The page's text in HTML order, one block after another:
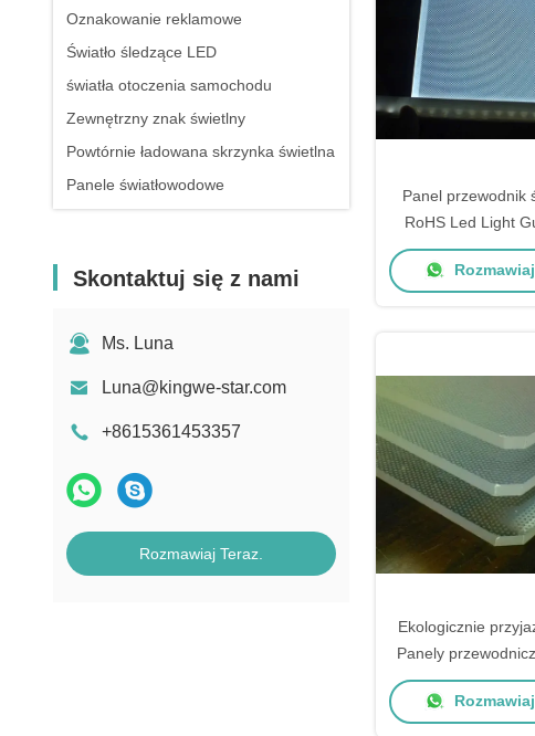
Oznakowanie reklamowe
Światło śledzące LED
światła otoczenia samochodu
Zewnętrzny znak świetlny
Powtórnie ładowana skrzynka świetlna
Panele światłowodowe
Skontaktuj się z nami
Ms. Luna
Luna@kingwe-star.com
+8615361453357
Rozmawiaj Teraz.
Panel przewodnik
RoHS Led Light
Ekologicznie
Panely
Lgp arkusz